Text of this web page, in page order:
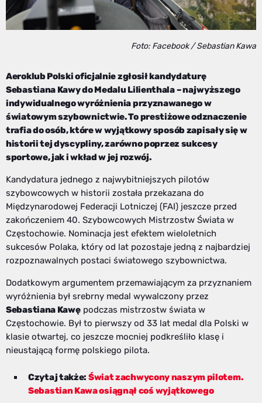
Foto: Facebook / Sebastian Kawa
Aeroklub Polski oficjalnie zgłosił kandydaturę
Sebastiana Kawy do Medalu Lilienthala – najwyższego
indywidualnego wyróżnienia przyznawanego w
światowym szybownictwie. To prestiżowe odznaczenie
trafia do osób, które w wyjątkowy sposób zapisały się w
historii tej dyscypliny, zarówno poprzez sukcesy
sportowe, jak i wkład w jej rozwój.
Kandydatura jednego z najwybitniejszych pilotów
szybowcowych w historii została przekazana do
Międzynarodowej Federacji Lotniczej (FAI) jeszcze przed
zakończeniem 40. Szybowcowych Mistrzostw Świata w
Częstochowie. Nominacja jest efektem wieloletnich
sukcesów Polaka, który od lat pozostaje jedną z najbardziej
rozpoznawalnych postaci światowego szybownictwa.
Dodatkowym argumentem przemawiającym za przyznaniem
wyróżnienia był srebrny medal wywalczony przez
Sebastiana Kawępodczas mistrzostw świata w
Częstochowie. Był to pierwszy od 33 lat medal dla Polski w
klasie otwartej, co jeszcze mocniej podkreśliło klasę i
nieustającą formę polskiego pilota.
Czytaj także: Świat zachwycony naszym pilotem.
Sebastian Kawa osiągnął coś wyjątkowego